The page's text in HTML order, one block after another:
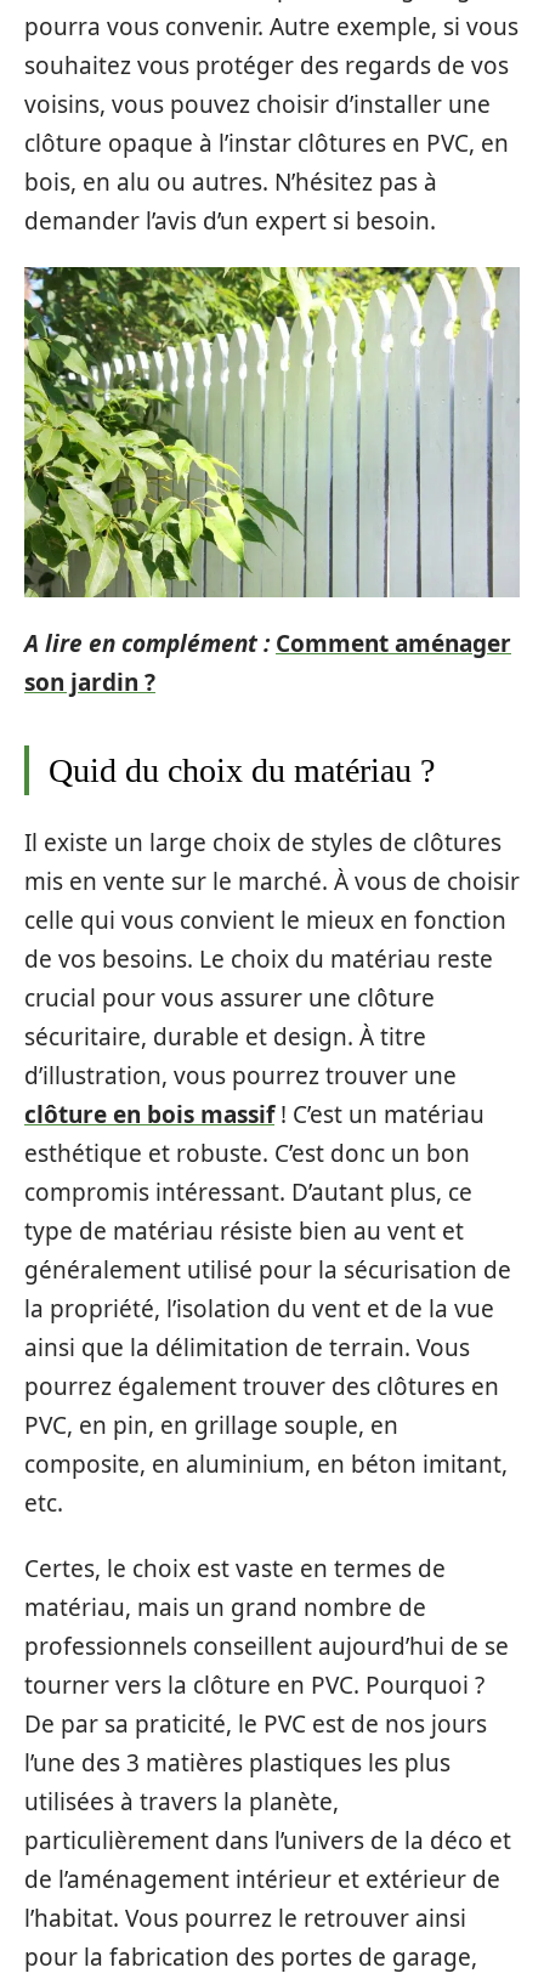
pourra vous convenir. Autre exemple, si vous
souhaitez vous protéger des regards de vos
voisins, vous pouvez choisir d’installer une
clôture opaque à l’instar clôtures en PVC, en
bois, en alu ou autres. N’hésitez pas à
demander l’avis d’un expert si besoin.
A lire en complément : Comment aménager
son jardin ?
Quid du choix du matériau ?
Il existe un large choix de styles de clôtures
mis en vente sur le marché. À vous de choisir
celle qui vous convient le mieux en fonction
de vos besoins. Le choix du matériau reste
crucial pour vous assurer une clôture
sécuritaire, durable et design. À titre
d’illustration, vous pourrez trouver une
clôture en bois massif! C’est un matériau
esthétique et robuste. C’est donc un bon
compromis intéressant. D’autant plus, ce
type de matériau résiste bien au vent et
généralement utilisé pour la sécurisation de
la propriété, l’isolation du vent et de la vue
ainsi que la délimitation de terrain. Vous
pourrez également trouver des clôtures en
PVC, en pin, en grillage souple, en
composite, en aluminium, en béton imitant,
etc.
Certes, le choix est vaste en termes de
matériau, mais un grand nombre de
professionnels conseillent aujourd’hui de se
tourner vers la clôture en PVC. Pourquoi ?
De par sa praticité, le PVC est de nos jours
l’une des 3 matières plastiques les plus
utilisées à travers la planète,
particulièrement dans l’univers de la déco et
de l’aménagement intérieur et extérieur de
l’habitat. Vous pourrez le retrouver ainsi
pour la fabrication des portes de garage,